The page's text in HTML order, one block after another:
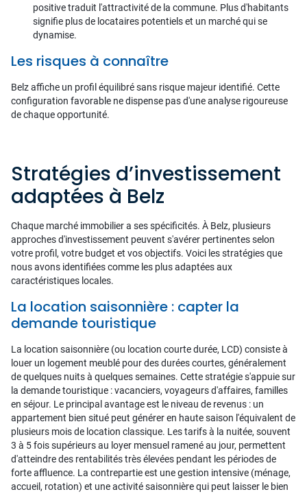
positive traduit l'attractivité de la commune. Plus d'habitants
signifie plus de locataires potentiels et un marché qui se
dynamise.
Les risques à connaître
Belz affiche un profil équilibré sans risque majeur identifié. Cette
configuration favorable ne dispense pas d'une analyse rigoureuse
de chaque opportunité.
Stratégies d’investissement
adaptées à Belz
Chaque marché immobilier a ses spécificités. À Belz, plusieurs
approches d'investissement peuvent s'avérer pertinentes selon
votre profil, votre budget et vos objectifs. Voici les stratégies que
nous avons identifiées comme les plus adaptées aux
caractéristiques locales.
La location saisonnière : capter la
demande touristique
La location saisonnière (ou location courte durée, LCD) consiste à
louer un logement meublé pour des durées courtes, généralement
de quelques nuits à quelques semaines. Cette stratégie s'appuie sur
la demande touristique : vacanciers, voyageurs d'affaires, familles
en séjour. Le principal avantage est le niveau de revenus : un
appartement bien situé peut générer en haute saison l'équivalent de
plusieurs mois de location classique. Les tarifs à la nuitée, souvent
3 à 5 fois supérieurs au loyer mensuel ramené au jour, permettent
d'atteindre des rentabilités très élevées pendant les périodes de
forte affluence. La contrepartie est une gestion intensive (ménage,
accueil, rotation) et une activité saisonnière qui peut laisser le bien